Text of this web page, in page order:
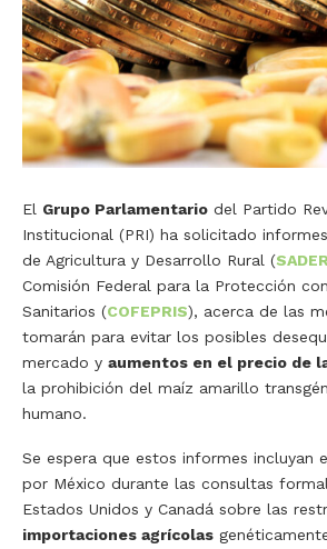
El Grupo Parlamentario del Partido
Institucional (PRI) ha solicitado
de Agricultura y Desarrollo Rural (SADER
Comisión Federal para la Protección
Sanitarios (COFEPRIS), acerca de las
tomarán para evitar los posibles
mercado y aumentos en el precio de
la prohibición del maíz amarillo
humano.
Se espera que estos informes incluyan
por México durante las consultas
Estados Unidos y Canadá sobre las
importaciones agrícolas